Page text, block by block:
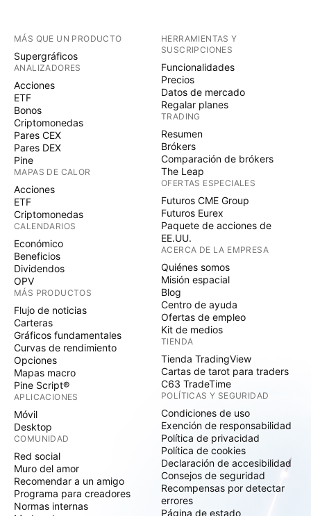
MÁS QUE UN PRODUCTO
Supergráficos
ANALIZADORES
Acciones
ETF
Bonos
Criptomonedas
Pares CEX
Pares DEX
Pine
MAPAS DE CALOR
Acciones
ETF
Criptomonedas
CALENDARIOS
Económico
Beneficios
Dividendos
OPV
MÁS PRODUCTOS
Flujo de noticias
Carteras
Gráficos fundamentales
Curvas de rendimiento
Opciones
Mapas macro
Pine Script®
APLICACIONES
Móvil
Desktop
COMUNIDAD
Red social
Muro del amor
Recomendar a un amigo
Programa para creadores
Normas internas
HERRAMIENTAS Y
SUSCRIPCIONES
Funcionalidades
Precios
Datos de mercado
Regalar planes
TRADING
Resumen
Brókers
Comparación de brókers
The Leap
OFERTAS ESPECIALES
Futuros CME Group
Futuros Eurex
Paquete de acciones de
EE.UU.
ACERCA DE LA EMPRESA
Quiénes somos
Misión espacial
Blog
Centro de ayuda
Ofertas de empleo
Kit de medios
TIENDA
Tienda TradingView
Cartas de tarot para traders
C63 TradeTime
POLÍTICAS Y SEGURIDAD
Condiciones de uso
Exención de responsabilidad
Política de privacidad
Política de cookies
Declaración de accesibilidad
Consejos de seguridad
Recompensas por detectar
errores
Página de estado